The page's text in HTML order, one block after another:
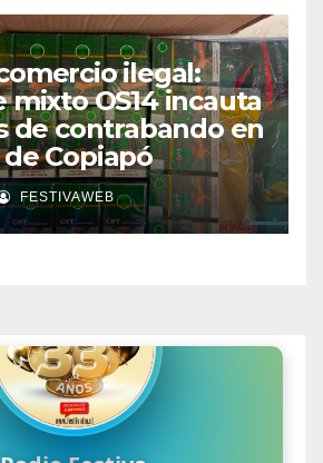
ilegal:
mixto OS14 incauta
de contrabando en
Copiapó
FESTIVAWEB